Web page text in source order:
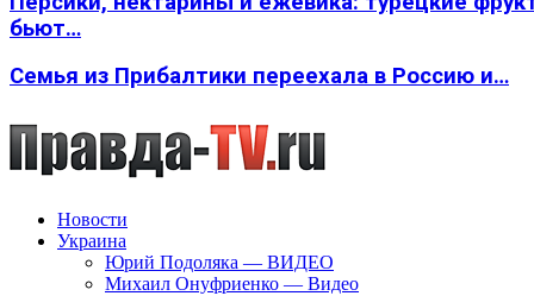
бьют…
Семья из Прибалтики переехала в Россию и…
Новости
Украина
Юрий Подоляка — ВИДЕО
Михаил Онуфриенко — Видео